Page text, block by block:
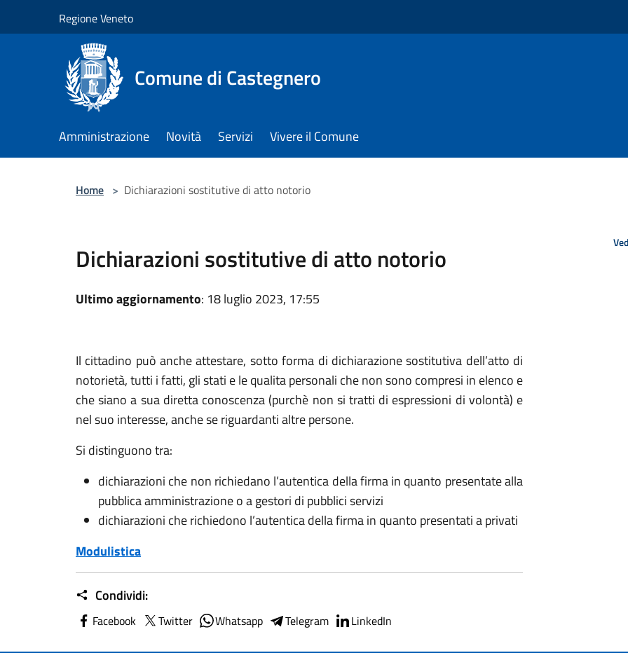
Regione Veneto
Comune di Castegnero
Amministrazione Novità Servizi Vivere il Comune
Home > Dichiarazioni sostitutive di atto notorio
Dichiarazioni sostitutive di atto notorio
Ultimo aggiornamento: 18 luglio 2023, 17:55
Il cittadino può anche attestare, sotto forma di dichiarazione sostitutiva dell’atto di
notorietà, tutti i fatti, gli stati e le qualita personali che non sono compresi in elenco e
che siano a sua diretta conoscenza (purchè non si tratti di espressioni di volontà) e
nel suo interesse, anche se riguardanti altre persone.
Si distinguono tra:
dichiarazioni che non richiedano l’autentica della firma in quanto presentate alla
pubblica amministrazione o a gestori di pubblici servizi
dichiarazioni che richiedono l’autentica della firma in quanto presentati a privati
Modulistica
Condividi:
Facebook Twitter Whatsapp Telegram LinkedIn